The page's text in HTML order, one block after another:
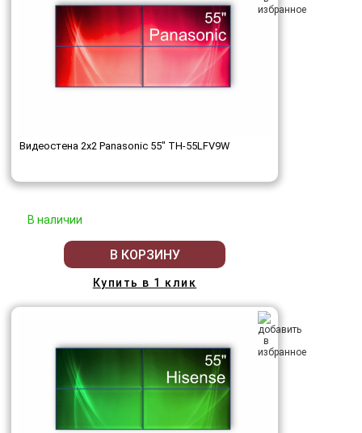
Видеостена 2x2 Panasonic 55" TH-55LFV9W
В наличии
В КОРЗИНУ
Купить в 1 клик